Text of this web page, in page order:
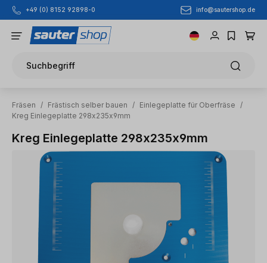
Zum Hauptinhalt springen
+49 (0) 8152 92898-0 info@sautershop.de
Suchbegriff
Fräsen / Frästisch selber bauen / Einlegeplatte für Oberfräse
/
Kreg Einlegeplatte 298x235x9mm
Kreg Einlegeplatte 298x235x9mm